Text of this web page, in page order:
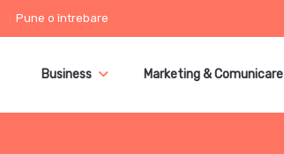
Pune o întrebare
Business Marketing & Comunicare